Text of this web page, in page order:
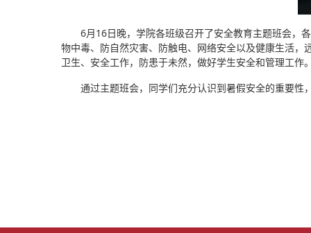
6月16日晚，学院各班级召开了安全教育主题班会，各
物中毒、防自然灾害、防触电、网络安全以及健康生活
卫生、安全工作，防患于未然，做好学生安全和管理工作。
通过主题班会，同学们充分认识到暑假安全的重要性